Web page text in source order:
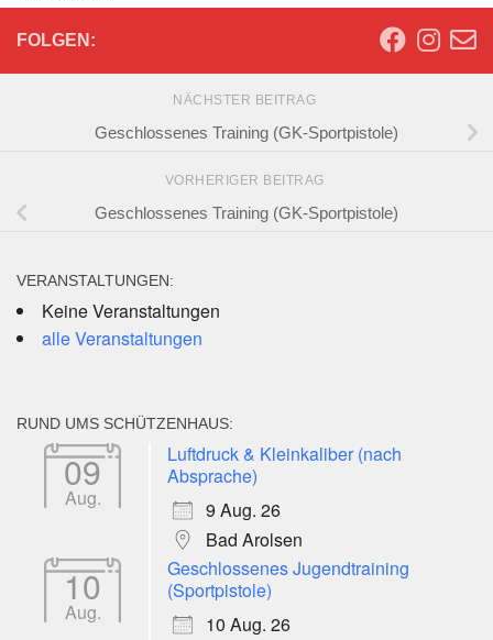
FOLGEN:
NÄCHSTER BEITRAG
Geschlossenes Training (GK-Sportpistole)
VORHERIGER BEITRAG
Geschlossenes Training (GK-Sportpistole)
VERANSTALTUNGEN:
Keine Veranstaltungen
alle Veranstaltungen
RUND UMS SCHÜTZENHAUS:
09
Aug.
Luftdruck & Kleinkaliber (nach
Absprache)
9 Aug. 26
Bad Arolsen
10
Aug.
Geschlossenes Jugendtraining
(Sportpistole)
10 Aug. 26